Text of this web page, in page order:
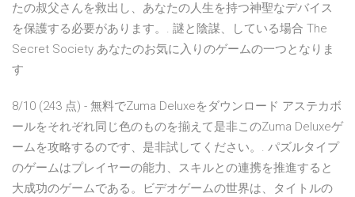
たの叔父さんを救出し、あなたの人生を持つ神聖なデバイス
を保護する必要があります。. 謎と陰謀、している場合 The
Secret Society あなたのお気に入りのゲームの一つとなりま
す
8/10 (243 点) - 無料でZuma Deluxeをダウンロード アステカボ
ールをそれぞれ同じ色のものを揃えて是非このZuma Deluxeゲ
ームを攻略するのです、是非試してください。. パズルタイプ
のゲームはプレイヤーの能力、スキルとの連携を推進すると
大成功のゲームである。ビデオゲームの世界は、タイトルの